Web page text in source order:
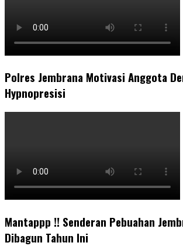
Polres Jembrana Motivasi Anggota
Hypnopresisi
Mantappp !! Senderan Pebuahan
Dibagun Tahun Ini